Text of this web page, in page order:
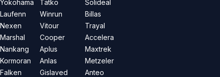
Yokohama
Laufenn
Nexen
Marshal
Nankang
Kormoran
Falken
Tatko
Winrun
Vitour
Cooper
Aplus
Anlas
Gislaved
Solideal
Billas
Trayal
Accelera
Maxtrek
Metzeler
Anteo